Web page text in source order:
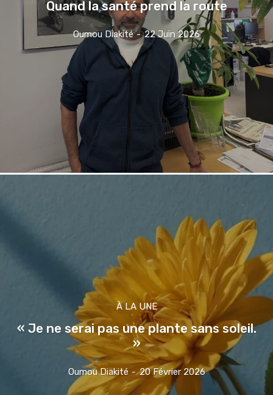
Quand la santé prend la route
Oumou Diakité - 22 Juin 2026
À LA UNE
« Je ne serai pas une plante sans soleil.
»
Oumou Diakité - 20 Février 2026